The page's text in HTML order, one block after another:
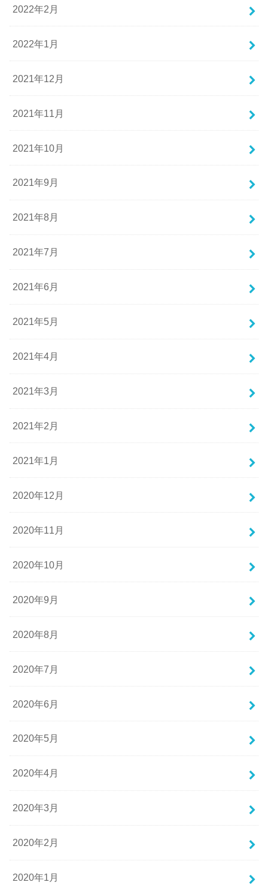
2022年2月
2022年1月
2021年12月
2021年11月
2021年10月
2021年9月
2021年8月
2021年7月
2021年6月
2021年5月
2021年4月
2021年3月
2021年2月
2021年1月
2020年12月
2020年11月
2020年10月
2020年9月
2020年8月
2020年7月
2020年6月
2020年5月
2020年4月
2020年3月
2020年2月
2020年1月